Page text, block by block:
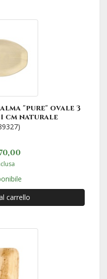
"pure" ovale 3
cm naturale
carrello